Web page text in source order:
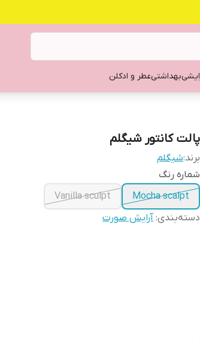
بهداشتیعطر و ادکلن
پالت کانتور شیگلم
برند:شیگلم
شماره رنگ
Mocha scalpt
Vanilla sculpt
دسته‌بندی: آرایش صورت